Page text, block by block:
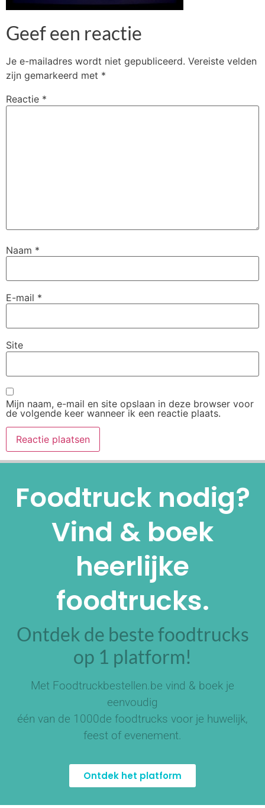
Geef een reactie
Je e-mailadres wordt niet gepubliceerd. Vereiste velden
zijn gemarkeerd met *
Reactie *
Naam *
E-mail *
Site
Mijn naam, e-mail en site opslaan in deze browser voor
de volgende keer wanneer ik een reactie plaats.
Foodtruck nodig?
Vind & boek
heerlijke
foodtrucks.
Ontdek de beste foodtrucks
op 1 platform!
Met Foodtruckbestellen.be vind & boek je
eenvoudig
één van de 1000de foodtrucks voor je huwelijk,
feest of evenement.
Ontdek het platform